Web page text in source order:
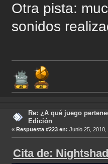
Otra pista:
sonidos
Re: ¿A qué juego
Edición
« Respuesta #223 en: Junio 25,
Cita de: